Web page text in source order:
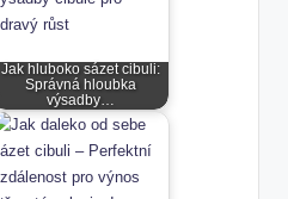
Jak hluboko sázet cibuli:
Správná hloubka
výsadby…